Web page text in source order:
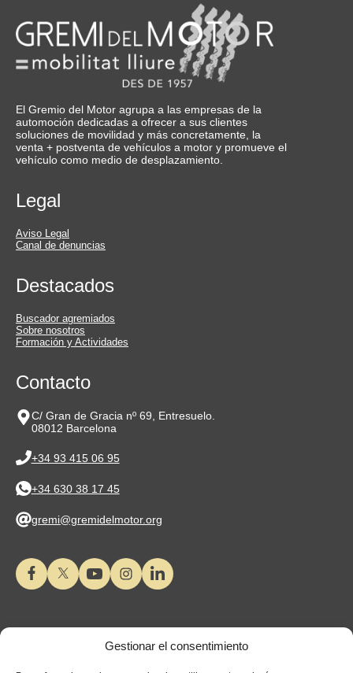
Gestionar el consentimiento
El Gremio del Motor agrupa a las empresas de la
automoción dedicadas a ofrecer a sus clientes
soluciones de movilidad y más concretamente, la
venta + postventa de vehículos a motor y promueve el
vehículo como medio de desplazamiento.
Legal
Aviso Legal
Canal de denuncias
Destacados
Buscador agremiados
Sobre nosotros
Formación y Actividades
Contacto
C/ Gran de Gracia nº 69, Entresuelo.
08012 Barcelona
+34 93 415 06 95
+34 630 38 17 45
gremi@gremidelmotor.org